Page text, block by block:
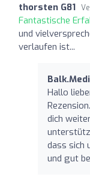
thorsten G81
Fantastische
und
verlaufen ist...
Hallo
dich
dass sich
und gut